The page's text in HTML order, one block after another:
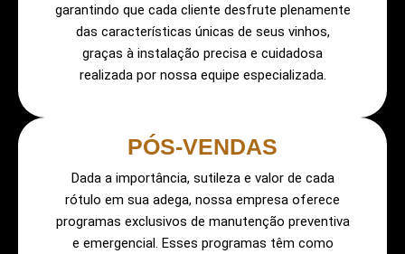
garantindo que cada cliente desfrute plenamente
das características únicas de seus vinhos,
graças à instalação precisa e cuidadosa
realizada por nossa equipe especializada.
PÓS-VENDAS
Dada a importância, sutileza e valor de cada
rótulo em sua adega, nossa empresa oferece
programas exclusivos de manutenção preventiva
e emergencial. Esses programas têm como